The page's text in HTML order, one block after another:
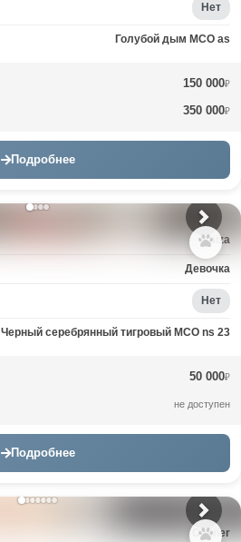
Нет
Голубой дым MCO as
150 000₽
350 000₽
Подробнее
Laiza
Девочка
Нет
Черный серебрянный тигровый MCO ns 23
50 000₽
не доступен
Подробнее
Conner